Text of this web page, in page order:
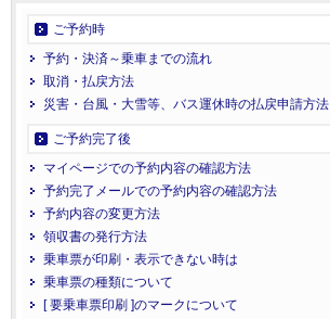
ご予約時
予約・決済～乗車までの流れ
取消・払戻方法
災害・台風・大雪等、バス運休時の払戻申請方法
ご予約完了後
マイページでの予約内容の確認方法
予約完了メールでの予約内容の確認方法
予約内容の変更方法
領収書の発行方法
乗車票が印刷・表示できない時は
乗車票の種類について
[ 要乗車票印刷 ]のマークについて